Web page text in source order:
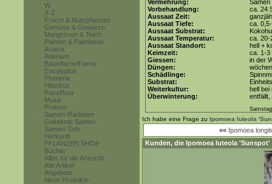
W
X-Z
Frucht & Nutzpflanzen
Gemüse & Gewürze
Mangroven & Teich
Palmen & Palmfarne
Acacia
Adenium
Baumfarne/Farne
Eucalyptus
Plumeria
Hibiskus
Passiflora
Musa
Proteen
Samen-Raritäten
Gekeimte Samen
Samen-Sets
Herkunft
PFLANZEN SHOP
Bücher
Alles für die Anzucht
Alle Artikel
Angebote
Neue Produkte
Vermehrung:
Samen
Vorbehandlung:
ca. 24
Aussaat Zeit:
Aussaat Tiefe:
ca.
Aussaat Substrat:
Aussaat Temperatur:
ca. 20-
Aussaat Standort:
hell +
Keimzeit:
ca. 1-3
Giessen:
in der
Düngen:
Schädlinge:
Substrat:
Weiterkultur:
hell bei
Überwinterung:
entfällt,
Ich habe eine Frage zu Ipomoea luteola
«« Ipomoea
Kunden, die Ipomoea luteola 'Sunspot'